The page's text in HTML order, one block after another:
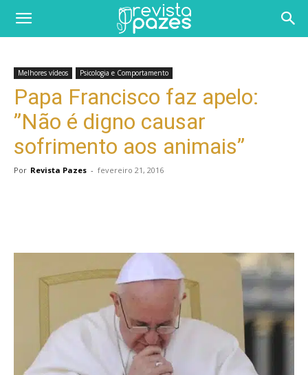
Melhores vídeos Psicologia e Comportamento
Papa Francisco faz apelo:
”Não é digno causar
sofrimento aos animais”
Por Revista Pazes - fevereiro 21, 2016